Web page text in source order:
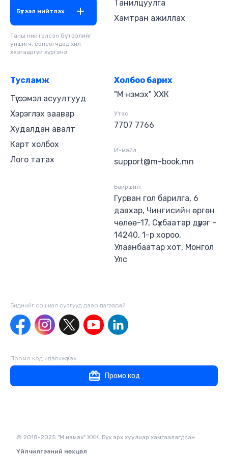
Бүтээл нийтлэх
Таны нийтэлсэн бүтээлийг
уншигч, сонсогчдод хил
хязгааргүй хүргэнэ
Танилцуулга
Хамтран ажиллах
Тусламж
Түгээмэл асуултууд
Хэрэглэх заавар
Худалдан авалт
Карт холбох
Лого татах
Холбоо барих
"М нэмэх" ХХК
Утас:
7707 7766
И-мэйл:
support@m-book.mn
Байршил:
Гурван гол барилга, 6
давхар, Чингисийн өргөн
чөлөө-17, Сүхбаатар дүүрэг -
14240, 1-р хороо,
Улаанбаатар хот, Монгол
Улс
Биднийг сошиал сувгууд дээр дагаaрай
Промо код идэвхжүүлэх
Промо код
© 2018-2025 "М нэмэх" ХХК. Бүх эрх хуулиар хамгаалагдсан.
Үйлчилгээний нөхцөл